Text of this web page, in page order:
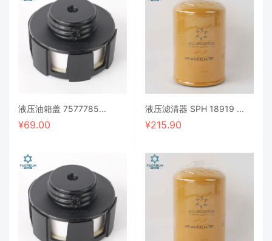
液压油箱盖 7577785...
¥69.00
液压滤清器 SPH 18919 ...
¥215.90